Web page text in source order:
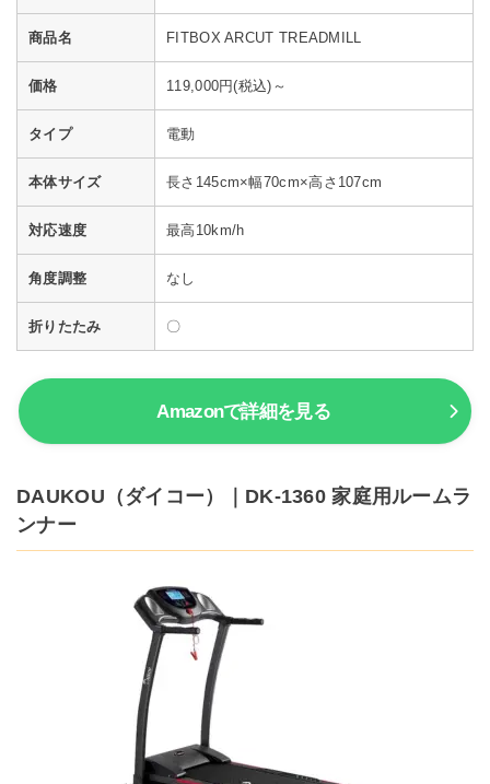
商品名 FITBOX ARCUT TREADMILL
価格 119,000円(税込)～
タイプ 電動
本体サイズ 長さ145cm×幅70cm×高さ107cm
対応速度 最高10km/h
角度調整 なし
折りたたみ 〇
Amazonで詳細を見る
DAUKOU（ダイコー）｜DK-1360 家庭用ルームラ
ンナー